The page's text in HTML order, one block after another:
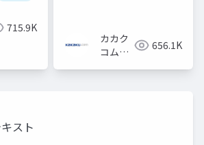
715.9K
カカク
コム採
656.1K
スト